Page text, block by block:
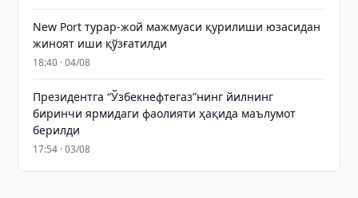
New Port турар-жой мажмуаси қурилиши юзасидан
жиноят иши қўзғатилди
18:40 · 04/08
Президентга “Ўзбекнефтегаз”нинг йилнинг
биринчи ярмидаги фаолияти ҳақида маълумот
берилди
17:54 · 03/08